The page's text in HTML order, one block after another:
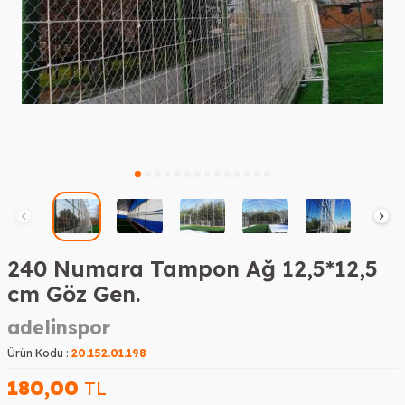
240 Numara Tampon Ağ 12,5*12,5
cm Göz Gen.
adelinspor
Ürün Kodu : 20.152.01.198
180,00 TL